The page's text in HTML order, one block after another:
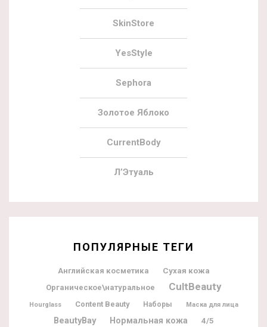
SkinStore
YesStyle
Sephora
Золотое Яблоко
CurrentBody
Л’Этуаль
ПОПУЛЯРНЫЕ ТЕГИ
Английская косметика
Сухая кожа
Органическое\натуральное
CultBeauty
Hourglass Content Beauty Наборы Маска для лица
BeautyBay Нормальная кожа 4/5